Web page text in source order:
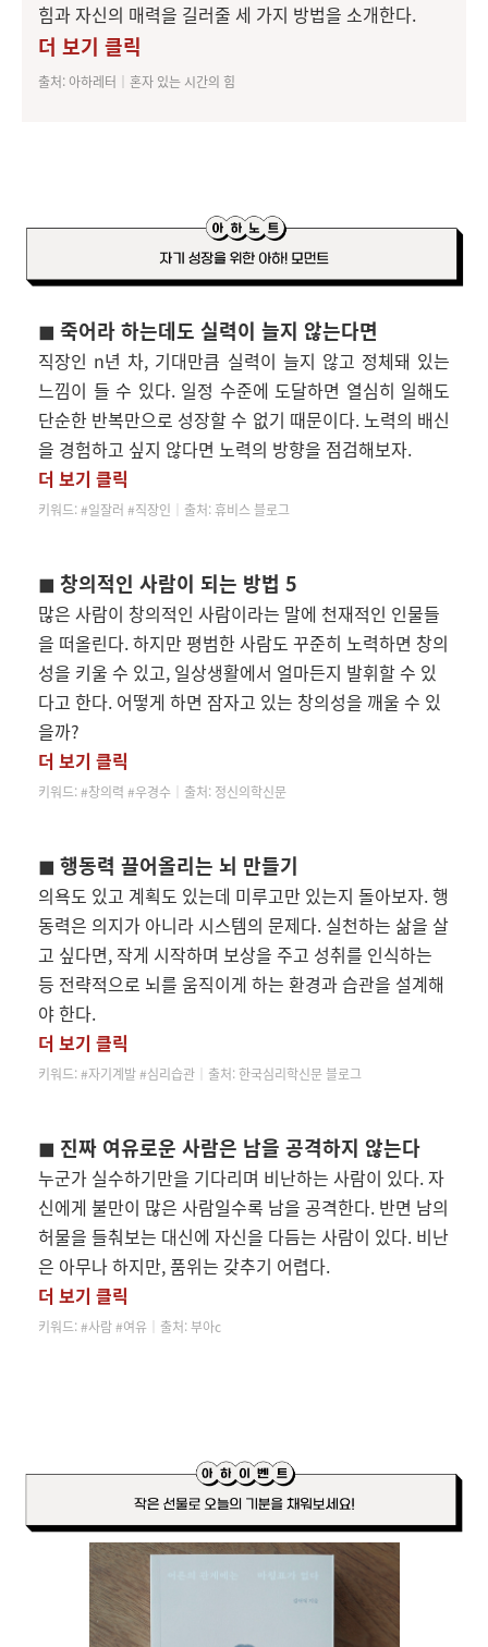
힘과 자신의 매력을 길러줄 세 가지 방법을 소개한다.
더 보기 클릭
출처: 아하레터│혼자 있는 시간의 힘
◼ 죽어라 하는데도 실력이 늘지 않는다면
직장인 n년 차, 기대만큼 실력이 늘지 않고 정체돼 있는
느낌이 들 수 있다. 일정 수준에 도달하면 열심히 일해도
단순한 반복만으로 성장할 수 없기 때문이다. 노력의 배신
을 경험하고 싶지 않다면 노력의 방향을 점검해보자.
더 보기 클릭
키워드: #일잘러 #직장인│ 출처: 휴비스 블로그
◼ 창의적인 사람이 되는 방법 5
많은 사람이 창의적인 사람이라는 말에 천재적인 인물들
을 떠올린다. 하지만 평범한 사람도 꾸준히 노력하면 창의
성을 키울 수 있고, 일상생활에서 얼마든지 발휘할 수 있
다고 한다. 어떻게 하면 잠자고 있는 창의성을 깨울 수 있
을까?
더 보기 클릭
키워드:#창의력 #우경수│ 출처: 정신의학신문
◼ 행동력 끌어올리는 뇌 만들기
의욕도 있고 계획도 있는데 미루고만 있는지 돌아보자. 행
동력은 의지가 아니라 시스템의 문제다. 실천하는 삶을 살
고 싶다면, 작게 시작하며 보상을 주고 성취를 인식하는
등 전략적으로 뇌를 움직이게 하는 환경과 습관을 설계해
야 한다.
더 보기 클릭
키워드: #자기계발#심리습관│ 출처: 한국심리학신문 블로그
◼ 진짜 여유로운 사람은 남을 공격하지 않는다
누군가 실수하기만을 기다리며 비난하는 사람이 있다. 자
신에게 불만이 많은 사람일수록 남을 공격한다. 반면 남의
허물을 들춰보는 대신에 자신을 다듬는 사람이 있다. 비난
은 아무나 하지만, 품위는 갖추기 어렵다.
더 보기 클릭
키워드: #사람 #여유 출처: 부아c